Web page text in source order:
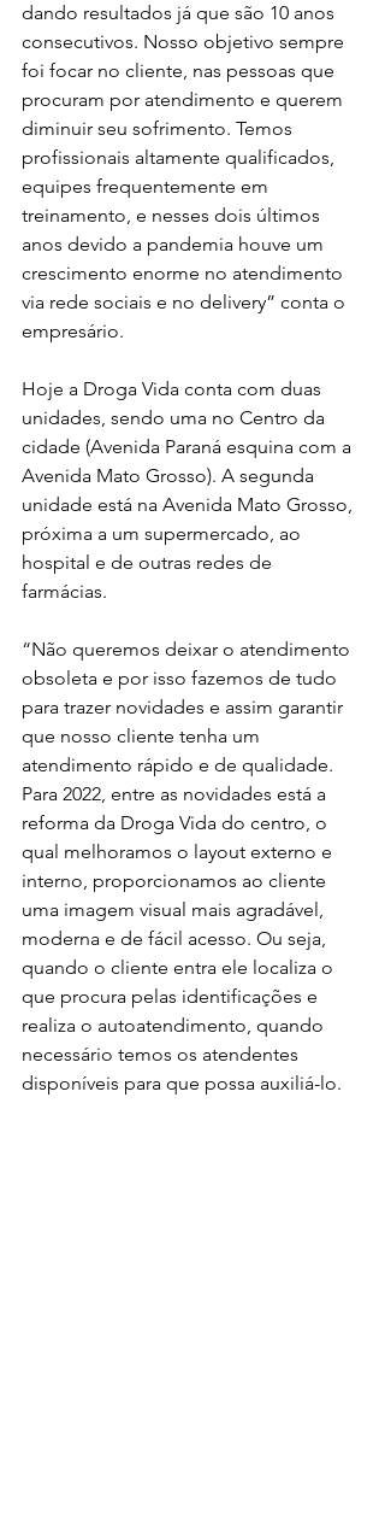
dando resultados já que são 10 anos
consecutivos. Nosso objetivo sempre
foi focar no cliente, nas pessoas que
procuram por atendimento e querem
diminuir seu sofrimento. Temos
profissionais altamente qualificados,
equipes frequentemente em
treinamento, e nesses dois últimos
anos devido a pandemia houve um
crescimento enorme no atendimento
via rede sociais e no delivery” conta o
empresário.
Hoje a Droga Vida conta com duas
unidades, sendo uma no Centro da
cidade (Avenida Paraná esquina com a
Avenida Mato Grosso). A segunda
unidade está na Avenida Mato Grosso,
próxima a um supermercado, ao
hospital e de outras redes de
farmácias.
“Não queremos deixar o atendimento
obsoleta e por isso fazemos de tudo
para trazer novidades e assim garantir
que nosso cliente tenha um
atendimento rápido e de qualidade.
Para 2022, entre as novidades está a
reforma da Droga Vida do centro, o
qual melhoramos o layout externo e
interno, proporcionamos ao cliente
uma imagem visual mais agradável,
moderna e de fácil acesso. Ou seja,
quando o cliente entra ele localiza o
que procura pelas identificações e
realiza o autoatendimento, quando
necessário temos os atendentes
disponíveis para que possa auxiliá-lo.